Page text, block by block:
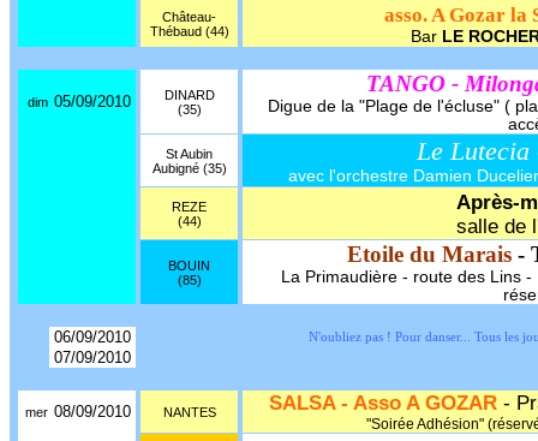
Château-
Thébaud (44)
asso. A Gozar la
Bar LE
dim 05/09/2010
DINARD
(35)
TANGO -
Digue de la "Plage de l'écluse" (
St Aubin
Aubigné (35)
Le Lutecia
avec l'orchestre Damien
REZE
(44)
Après-
salle de
BOUIN
(85)
Etoile du Marais-
La Primaudière - route des Lins
06/09/2010 N'oubliez pas ! Pour danser... Tous les
07/09/2010
mer 08/09/2010 NANTES SALSA - Asso A GOZAR-
"Soirée Adhésion"